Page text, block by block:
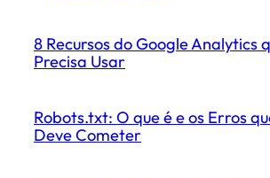
8 Recursos do Google Analytics
Precisa Usar
Robots.txt: O que é e os Erros
Deve Cometer